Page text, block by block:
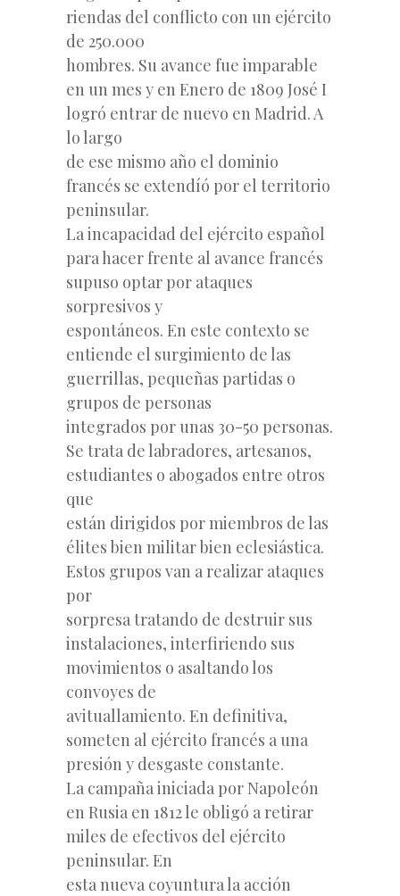
riendas del conflicto con un ejército
de 250.000
hombres. Su avance fue imparable
en un mes y en Enero de 1809 José I
logró entrar de nuevo en Madrid. A
lo largo
de ese mismo año el dominio
francés se extendíó por el territorio
peninsular.
La incapacidad del ejército español
para hacer frente al avance francés
supuso optar por ataques
sorpresivos y
espontáneos. En este contexto se
entiende el surgimiento de las
guerrillas, pequeñas partidas o
grupos de personas
integrados por unas 30-50 personas.
Se trata de labradores, artesanos,
estudiantes o abogados entre otros
que
están dirigidos por miembros de las
élites bien militar bien eclesiástica.
Estos grupos van a realizar ataques
por
sorpresa tratando de destruir sus
instalaciones, interfiriendo sus
movimientos o asaltando los
convoyes de
avituallamiento. En definitiva,
someten al ejército francés a una
presión y desgaste constante.
La campaña iniciada por Napoleón
en Rusia en 1812 le obligó a retirar
miles de efectivos del ejército
peninsular. En
esta nueva coyuntura la acción